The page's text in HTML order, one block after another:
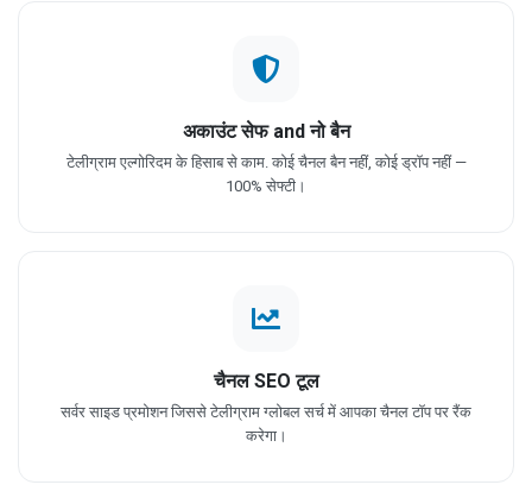
अकाउंट सेफ and नो बैन
टेलीग्राम एल्गोरिदम के हिसाब से काम. कोई चैनल बैन नहीं, कोई ड्रॉप नहीं —
100% सेफ्टी।
चैनल SEO टूल
सर्वर साइड प्रमोशन जिससे टेलीग्राम ग्लोबल सर्च में आपका चैनल टॉप पर रैंक
करेगा।